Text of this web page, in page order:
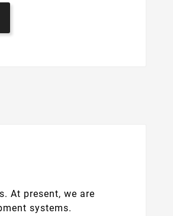
At present, we are
systems.